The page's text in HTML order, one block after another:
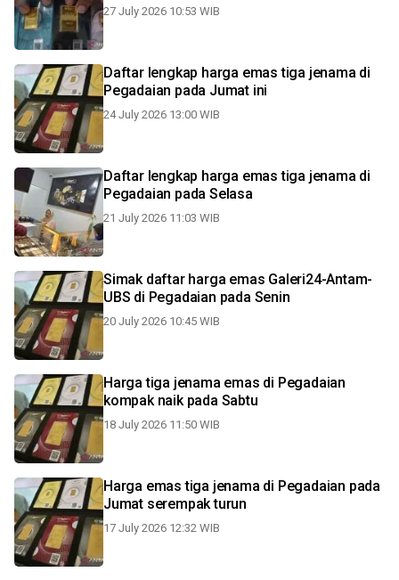
27 July 2026 10:53 WIB
Daftar lengkap harga emas tiga jenama di
Pegadaian pada Jumat ini
24 July 2026 13:00 WIB
Daftar lengkap harga emas tiga jenama di
Pegadaian pada Selasa
21 July 2026 11:03 WIB
Simak daftar harga emas Galeri24-Antam-
UBS di Pegadaian pada Senin
20 July 2026 10:45 WIB
Harga tiga jenama emas di Pegadaian
kompak naik pada Sabtu
18 July 2026 11:50 WIB
Harga emas tiga jenama di Pegadaian pada
Jumat serempak turun
17 July 2026 12:32 WIB